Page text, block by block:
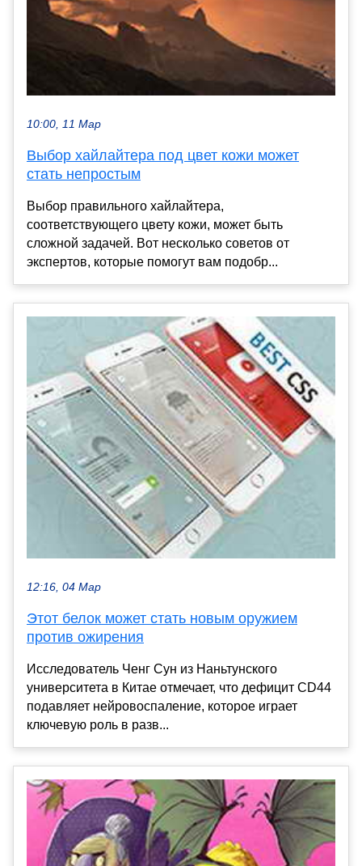
10:00, 11 Мар
Выбор хайлайтера под цвет кожи может
стать непростым
Выбор правильного хайлайтера,
соответствующего цвету кожи, может быть
сложной задачей. Вот несколько советов от
экспертов, которые помогут вам подобр...
12:16, 04 Мар
Этот белок может стать новым оружием
против ожирения
Исследователь Ченг Сун из Наньтунского
университета в Китае отмечает, что дефицит CD44
подавляет нейровоспаление, которое играет
ключевую роль в разв...